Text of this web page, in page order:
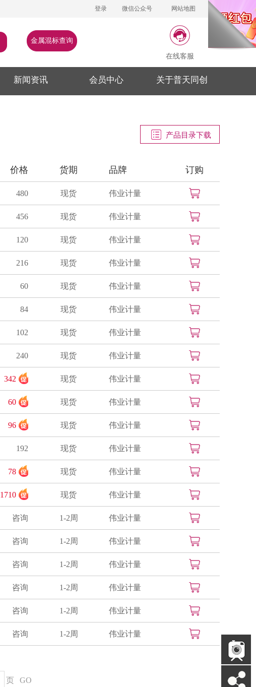
登录 微信公众号 网站地图
金属混标查询
在线客服
新闻资讯 会员中心 关于普天同创
产品目录下载
价格 货期 品牌 订购
480 现货 伟业计量
456 现货 伟业计量
120 现货 伟业计量
216 现货 伟业计量
60 现货 伟业计量
84 现货 伟业计量
102 现货 伟业计量
240 现货 伟业计量
342 现货 伟业计量
60 现货 伟业计量
96 现货 伟业计量
192 现货 伟业计量
78 现货 伟业计量
1710 现货 伟业计量
咨询 1-2周 伟业计量
咨询 1-2周 伟业计量
咨询 1-2周 伟业计量
咨询 1-2周 伟业计量
咨询 1-2周 伟业计量
咨询 1-2周 伟业计量
页 GO